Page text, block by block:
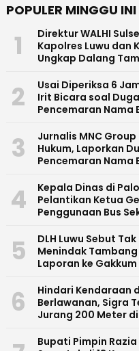
POPULER MINGGU INI
1
Direktur WALHI
Kapolres Luwu dan
Ungkap Dalang
2
Usai Diperiksa 6
Irit Bicara soal
Pencemaran Nama
3
Jurnalis MNC
Hukum, Laporkan
Pencemaran Nama
4
Kepala Dinas di
Pelantikan Ketua
Penggunaan Bus
5
DLH Luwu Sebut
Menindak Tambang
Laporan ke Gakkum
6
Hindari Kendaraan
Berlawanan, Sigra
Jurang 200 Meter
Bupati Pimpin